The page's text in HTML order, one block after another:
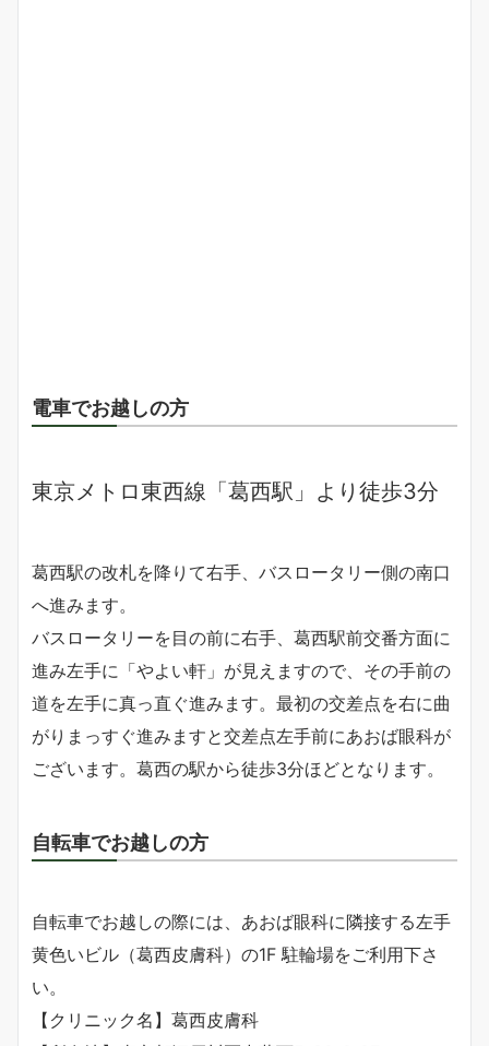
電車でお越しの方
東京メトロ東西線「葛西駅」より徒歩3分
葛西駅の改札を降りて右手、バスロータリー側の南口
へ進みます。
バスロータリーを目の前に右手、葛西駅前交番方面に
進み左手に「やよい軒」が見えますので、その手前の
道を左手に真っ直ぐ進みます。最初の交差点を右に曲
がりまっすぐ進みますと交差点左手前にあおば眼科が
ございます。葛西の駅から徒歩3分ほどとなります。
自転車でお越しの方
自転車でお越しの際には、あおば眼科に隣接する左手
黄色いビル（葛西皮膚科）の1F 駐輪場をご利用下さ
い。
【クリニック名】葛西皮膚科